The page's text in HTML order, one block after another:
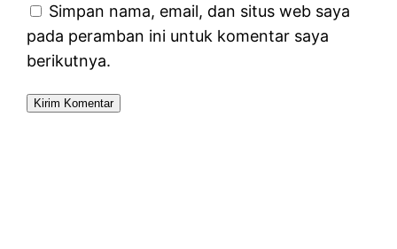
Simpan nama, email, dan situs web saya
pada peramban ini untuk komentar saya
berikutnya.